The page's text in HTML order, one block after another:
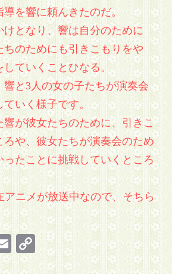
を響に頼んきたのだ。
となり、響は自分のために
ちのためにも引きこもりをや
していくことひなる。
と3人の女の子たちが演奏会
いく様子です。
響が彼女たちのために、引きこ
ろや、彼女たちが演奏会のため
たことに挑戦していくところ
アニメが放送中なので、そちら
EmailCopy
Link